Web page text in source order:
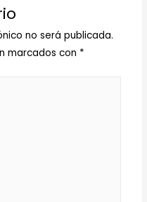
no será publicada.
marcados con *